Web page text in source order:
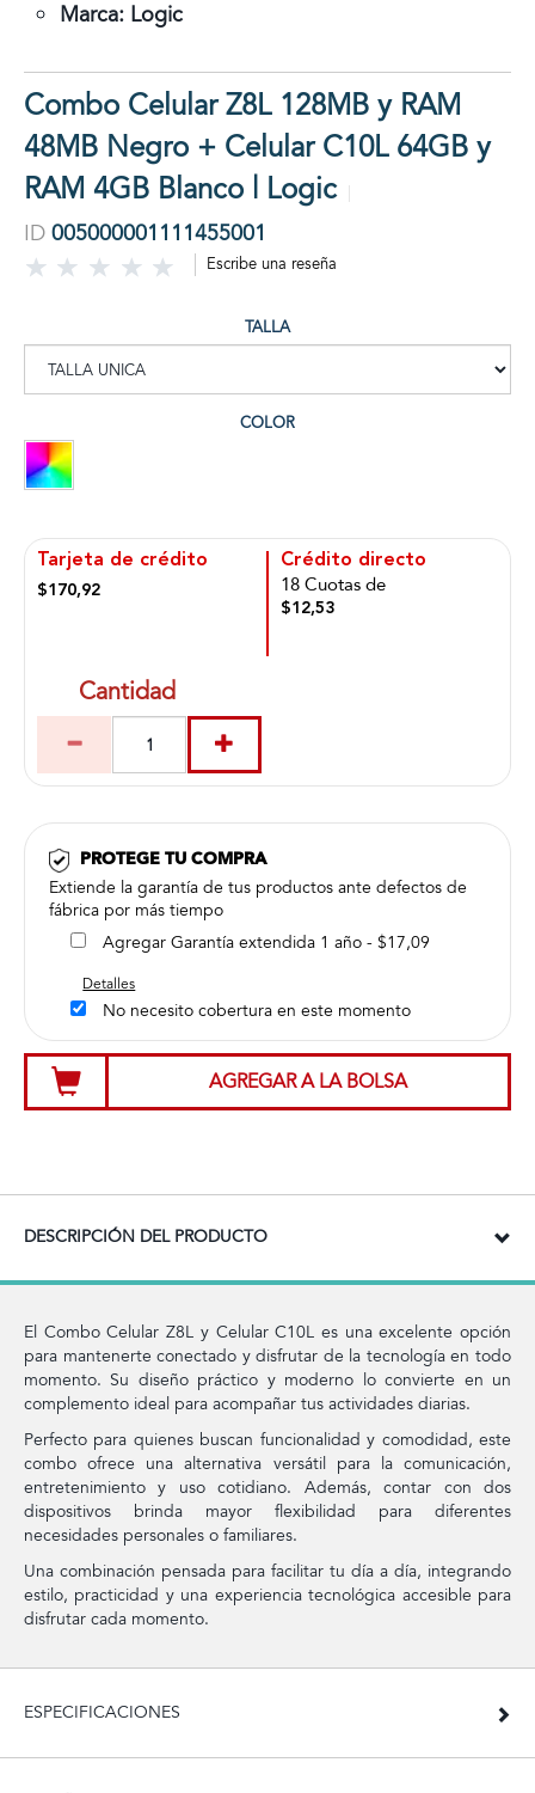
Marca: Logic
Combo Celular Z8L 128MB y RAM
48MB Negro + Celular C10L 64GB y
RAM 4GB Blanco | Logic
ID 005000001111455001
Escribe una reseña
TALLA
COLOR
Tarjeta de crédito
$170,92
Crédito directo
18 Cuotas de
$12,53
Cantidad
PROTEGE TU COMPRA
Extiende la garantía de tus productos ante defectos de
fábrica por más tiempo
Agregar Garantía extendida 1 año - $17,09
Detalles
No necesito cobertura en este momento
AGREGAR A LA BOLSA
DESCRIPCIÓN DEL PRODUCTO
El Combo Celular Z8L y Celular C10L es una excelente opción
para mantenerte conectado y disfrutar de la tecnología en todo
momento. Su diseño práctico y moderno lo convierte en un
complemento ideal para acompañar tus actividades diarias.
Perfecto para quienes buscan funcionalidad y comodidad, este
combo ofrece una alternativa versátil para la comunicación,
entretenimiento y uso cotidiano. Además, contar con dos
dispositivos brinda mayor flexibilidad para diferentes
necesidades personales o familiares.
Una combinación pensada para facilitar tu día a día, integrando
estilo, practicidad y una experiencia tecnológica accesible para
disfrutar cada momento.
ESPECIFICACIONES